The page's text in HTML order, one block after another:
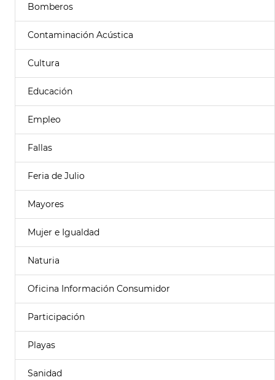
Bomberos
Contaminación Acústica
Cultura
Educación
Empleo
Fallas
Feria de Julio
Mayores
Mujer e Igualdad
Naturia
Oficina Información Consumidor
Participación
Playas
Sanidad